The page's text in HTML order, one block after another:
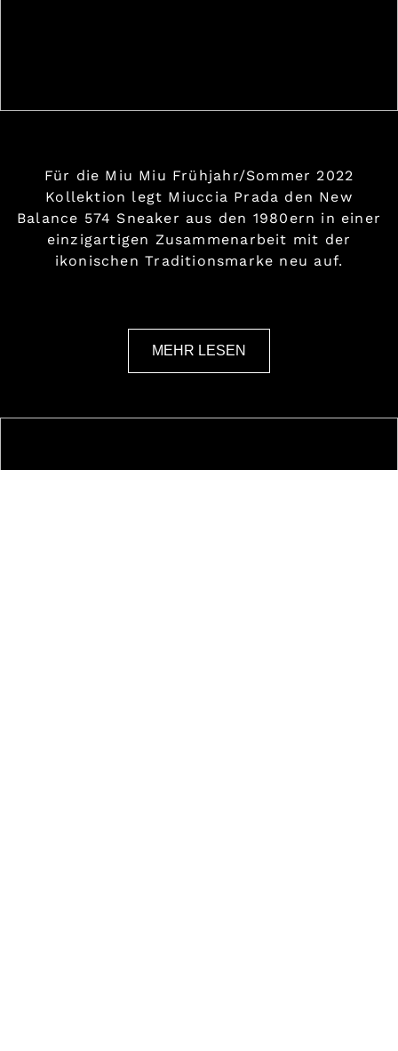
Für die Miu Miu Frühjahr/Sommer 2022
Kollektion legt Miuccia Prada den New
Balance 574 Sneaker aus den 1980ern in einer
einzigartigen Zusammenarbeit mit der
ikonischen Traditionsmarke neu auf.
MEHR LESEN